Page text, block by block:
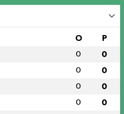
O P
0 0
0 0
0 0
0 0